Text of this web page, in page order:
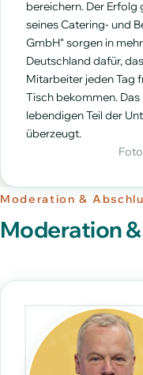
bereichern. Der Erfolg
seines Catering- und
GmbH“ sorgen in
Deutschland dafür,
Mitarbeiter jeden Tag
Tisch bekommen. Das
lebendigen Teil der
überzeugt.
Moderation &
Moderation